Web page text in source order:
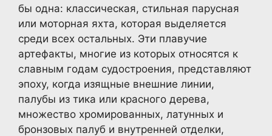
бы одна: классическая, стильная парусная
или моторная яхта, которая выделяется
среди всех остальных. Эти плавучие
артефакты, многие из которых относятся к
славным годам судостроения, представляют
эпоху, когда изящные внешние линии,
палубы из тика или красного дерева,
множество хромированных, латунных и
бронзовых палуб и внутренней отделки,